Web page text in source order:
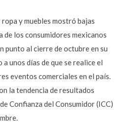
y muebles mostró bajas
de los consumidores mexicanos
punto al cierre de octubre en su
unos días de que se realice el
eventos comerciales en el país.
la tendencia de resultados
Confianza del Consumidor (ICC)